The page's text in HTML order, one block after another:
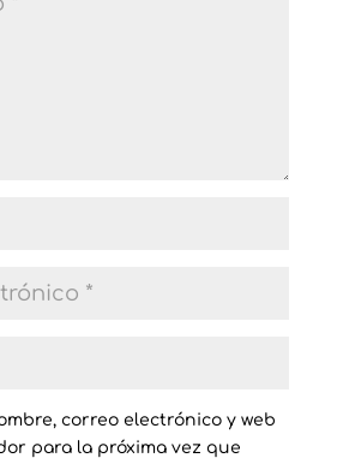
correo electrónico y web
para la próxima vez que